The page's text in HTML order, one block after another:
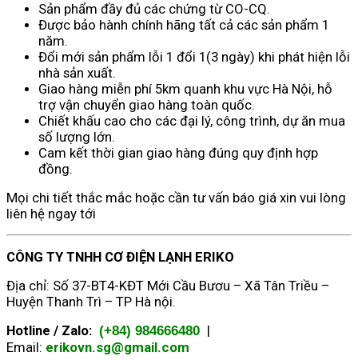
Sản phẩm đầy đủ các chứng từ CO-CQ.
Được bảo hành chính hãng tất cả các sản phẩm 1
năm.
Đổi mới sản phẩm lỗi 1 đổi 1(3 ngày) khi phát hiện lỗi
nhà sản xuất.
Giao hàng miễn phí 5km quanh khu vực Hà Nội, hỗ
trợ vận chuyển giao hàng toàn quốc.
Chiết khấu cao cho các đại lý, công trình, dự ăn mua
số lượng lớn.
Cam kết thời gian giao hàng đúng quy định hợp
đồng.
Mọi chi tiết thắc mắc hoặc cần tư vấn báo giá xin vui lòng
liên hệ ngay tới
CÔNG TY TNHH CƠ ĐIỆN LẠNH ERIKO
Địa chỉ: Số 37-BT4-KĐT Mới Cầu Bươu – Xã Tân Triều –
Huyện Thanh Trì – TP Hà nội.
Hotline / Zalo: (+84) 984666480 |
Email: erikovn.sg@gmail.com